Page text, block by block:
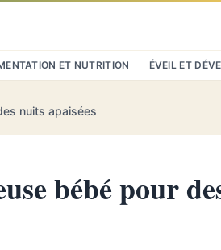
ET NUTRITION ÉVEIL ET
nuits apaisées
bébé pour